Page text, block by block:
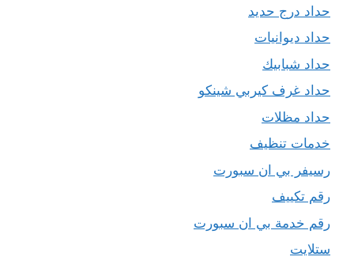
حداد درج حديد
حداد ديوانيات
حداد شبابيك
حداد غرف كيربي شينكو
حداد مظلات
خدمات تنظيف
رسيفر بي ان سبورت
رقم تكييف
رقم خدمة بي ان سبورت
ستلايت